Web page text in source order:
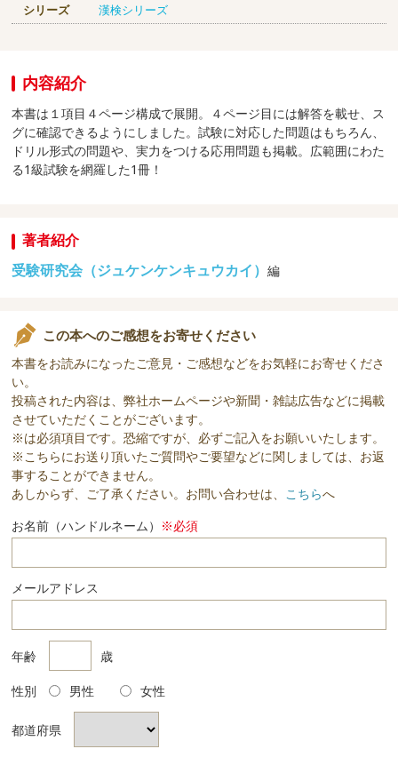
シリーズ
漢検シリーズ
内容紹介
本書は１項目４ページ構成で展開。４ページ目には解答を載せ、ス
グに確認できるようにしました。試験に対応した問題はもちろん、
ドリル形式の問題や、実力をつける応用問題も掲載。広範囲にわた
る1級試験を網羅した1冊！
著者紹介
受験研究会（ジュケンケンキュウカイ）編
この本へのご感想をお寄せください
本書をお読みになったご意見・ご感想などをお気軽にお寄せくださ
い。
投稿された内容は、弊社ホームページや新聞・雑誌広告などに掲載
させていただくことがございます。
※は必須項目です。恐縮ですが、必ずご記入をお願いいたします。
※こちらにお送り頂いたご質問やご要望などに関しましては、お返
事することができません。
あしからず、ご了承ください。お問い合わせは、 こちらへ
お名前（ハンドルネーム） ※必須
メールアドレス
年齢 歳
性別 男性 女性
都道府県